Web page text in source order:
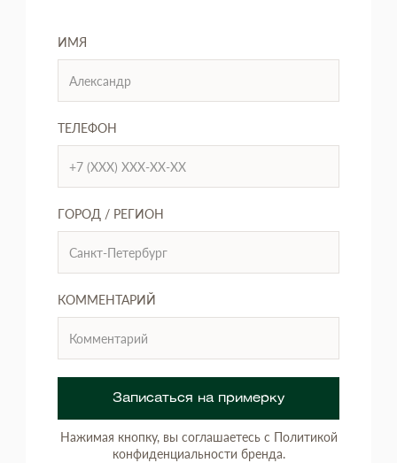
ИМЯ
ТЕЛЕФОН
ГОРОД / РЕГИОН
КОММЕНТАРИЙ
Записаться на примерку
Нажимая кнопку, вы соглашаетесь с Политикой
конфиденциальности бренда.